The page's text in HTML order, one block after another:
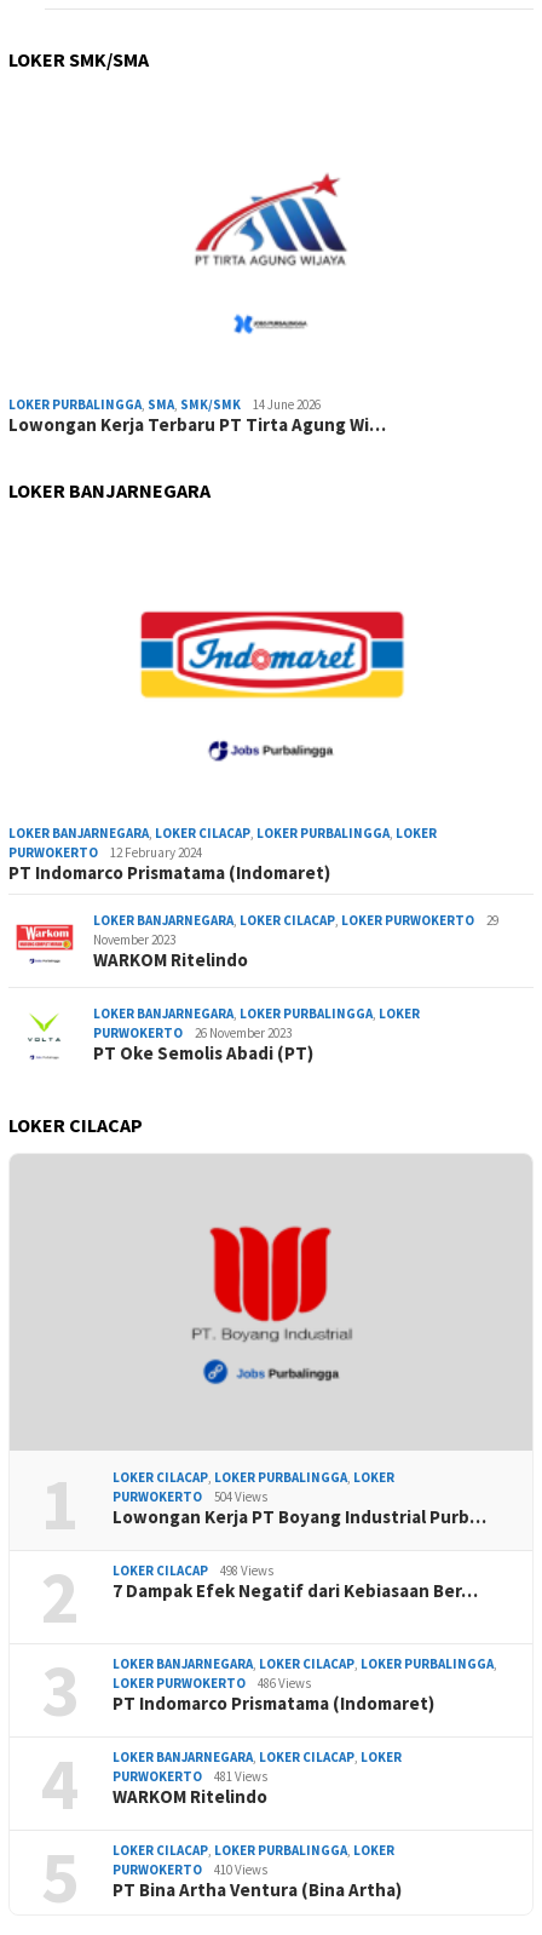
LOKER SMK/SMA
LOKER PURBALINGGA SMA SMK/SMK 14 June 2026
Lowongan Kerja Terbaru PT Tirta Agung Wi…
LOKER BANJARNEGARA
LOKER BANJARNEGARA, LOKER CILACAP, LOKER PURBALINGGA, LOKER
PURWOKERTO
12 February 2024
PT Indomarco Prismatama (Indomaret)
LOKER BANJARNEGARA, LOKER CILACAP, LOKER PURWOKERTO
29
November 2023
WARKOM Ritelindo
LOKER BANJARNEGARA, LOKER PURBALINGGA, LOKER
PURWOKERTO
26 November 2023
PT Oke Semolis Abadi (PT)
LOKER CILACAP
1 LOKER CILACAP LOKER PURBALINGGA LOKER
PURWOKERTO
504 Views
Lowongan Kerja PT Boyang Industrial Purb…
2 LOKER CILACAP 498 Views
7 Dampak Efek Negatif dari Kebiasaan Ber…
3 LOKER BANJARNEGARA LOKER CILACAP LOKER PURBALINGGA
LOKER PURWOKERTO
486 Views
PT Indomarco Prismatama (Indomaret)
4 LOKER BANJARNEGARA LOKER CILACAP LOKER
PURWOKERTO
481 Views
WARKOM Ritelindo
5 LOKER CILACAP LOKER PURBALINGGA LOKER
PURWOKERTO
410 Views
PT Bina Artha Ventura (Bina Artha)